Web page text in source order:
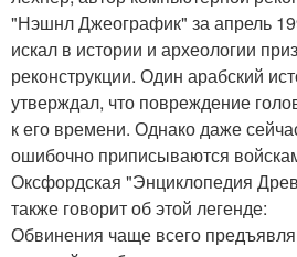
"Нэшнл Джеографик" за апрель
искал в истории и археологии
реконструкции. Один арабский
утверждал, что повреждение
к его времени. Однако даже
ошибочно приписываются
Оксфордская "Энциклопедия
также говорит об этой легенде:
Обвинения чаще всего